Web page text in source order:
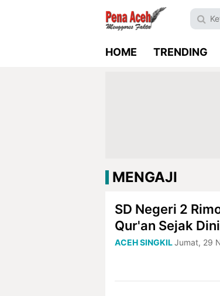
HOME TRENDING
MENGAJI
SD Negeri 2
Qur'an Sejak Dini
ACEH SINGKILJumat, 29